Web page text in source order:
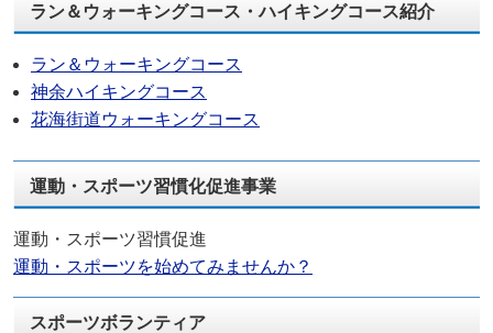
ラン＆ウォーキングコース・ハイキングコース紹介
ラン＆ウォーキングコース
神余ハイキングコース
花海街道ウォーキングコース
運動・スポーツ習慣化促進事業
運動・スポーツ習慣促進
運動・スポーツを始めてみませんか？
スポーツボランティア